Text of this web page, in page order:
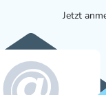
Jetzt